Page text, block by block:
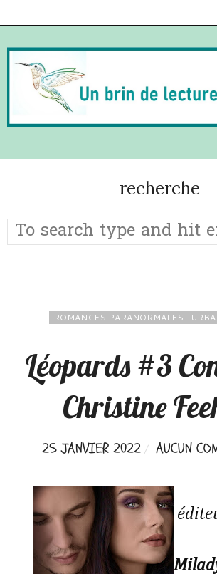
recherche
ROMANCES PARANORMALES -
Léopards #3
Christine
25 JANVIER 2022 AUCUN